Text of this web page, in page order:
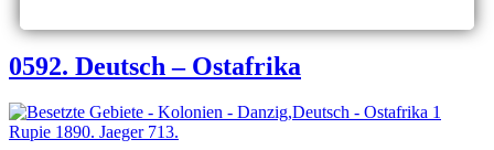
0592. Deutsch – Ostafrika